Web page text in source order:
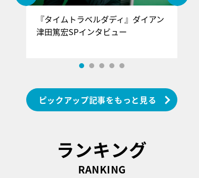
『タイムトラベルダディ』ダイアン
津田篤宏SPインタビュー
ピックアップ記事をもっと見る
ランキング
RANKING